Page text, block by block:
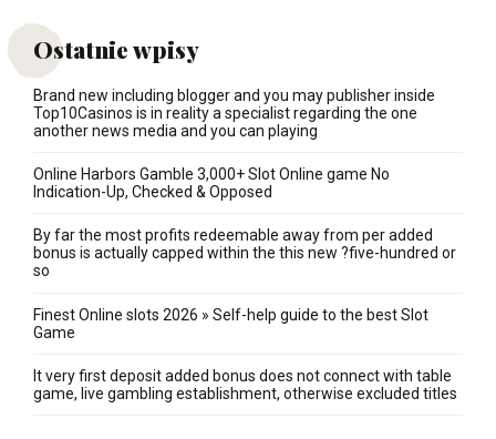
Ostatnie wpisy
Brand new including blogger and you may publisher inside
Top10Casinos is in reality a specialist regarding the one
another news media and you can playing
Online Harbors Gamble 3,000+ Slot Online game No
Indication-Up, Checked & Opposed
By far the most profits redeemable away from per added
bonus is actually capped within the this new ?five-hundred or
so
Finest Online slots 2026 » Self-help guide to the best Slot
Game
It very first deposit added bonus does not connect with table
game, live gambling establishment, otherwise excluded titles